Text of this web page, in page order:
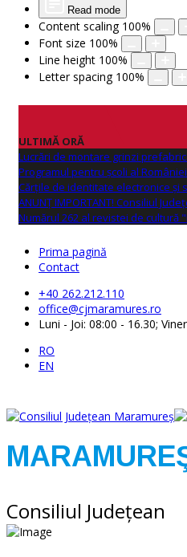
Read mode
Content scaling 100%
Font size 100%
Line height 100%
Letter spacing 100%
ULTIMĂ ORĂ
Lucrări de montare grinzi
Programul pentru școli al
Cărțile de identitate electronice și
ANUNŢ IMPORTANT! Consiliul
Numărul 262 al revistei de cultură
Prima pagină
Contact
+40 262.212.110
office@cjmaramures.ro
Luni - Joi: 08:00 - 16.30;
RO
EN
Consiliul Judeţean